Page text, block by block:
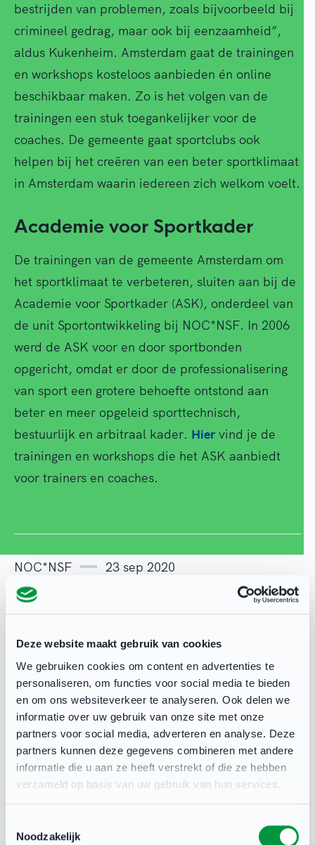
Deze website maakt gebruik van cookies
We gebruiken cookies om content en advertenties te
personaliseren, om functies voor social media te bieden
en om ons websiteverkeer te analyseren. Ook delen we
informatie over uw gebruik van onze site met onze
partners voor social media, adverteren en analyse. Deze
partners kunnen deze gegevens combineren met andere
informatie die u aan ze heeft verstrekt of die ze hebben
verzameld op basis van uw gebruik van hun services.
Noodzakelijk
bestrijden van problemen, zoals bijvoorbeeld bij
crimineel gedrag, maar ook bij eenzaamheid”,
aldus Kukenheim. Amsterdam gaat de trainingen
en workshops kosteloos aanbieden én online
beschikbaar maken. Zo is het volgen van de
trainingen een stuk toegankelijker voor de
coaches. De gemeente gaat sportclubs ook
helpen bij het creëren van een beter sportklimaat
in Amsterdam waarin iedereen zich welkom voelt.
Academie voor Sportkader
De trainingen van de gemeente Amsterdam om
het sportklimaat te verbeteren, sluiten aan bij de
Academie voor Sportkader (ASK), onderdeel van
de unit Sportontwikkeling bij NOC*NSF. In 2006
werd de ASK voor en door sportbonden
opgericht, omdat er door de professionalisering
van sport een grotere behoefte ontstond aan
beter en meer opgeleid sporttechnisch,
bestuurlijk en arbitraal kader. Hiervind je de
trainingen en workshops die het ASK aanbiedt
voor trainers en coaches.
NOC*NSF 23 sep 2020
Deel deze pagina
Gerelateerd